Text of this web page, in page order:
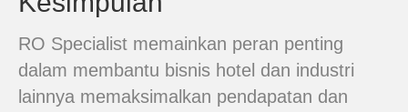
RO Specialist memainkan peran penting
dalam membantu bisnis hotel dan industri
lainnya memaksimalkan pendapatan dan